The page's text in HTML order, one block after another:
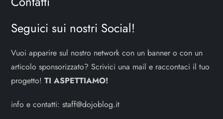
Seguici sui nostri Social!
Vuoi apparire sul nostro network con un banner o con un
articolo sponsorizzato? Scrivici una mail e raccontaci il tuo
progetto!TI ASPETTIAMO!
info e contatti:staff@dojoblog.it